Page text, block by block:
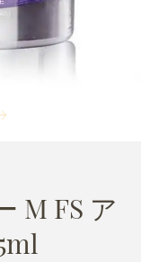
M FS ア